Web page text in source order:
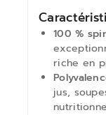
100 %
riche en
jus,